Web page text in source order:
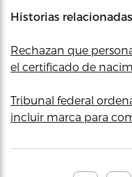
Historias
Rechazan que
el certificado de
Tribunal federal
incluir marca para